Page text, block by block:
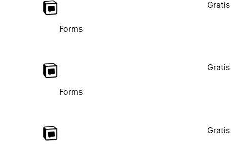
Forms
Gratis
Forms
Gratis
Gratis